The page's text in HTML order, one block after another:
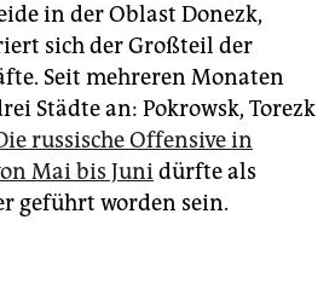
in der Oblast Donezk,
sich der Großteil der
Seit mehreren Monaten
Städte an: Pokrowsk, Torezk
russische Offensive in
Mai bis Junidürfte als
geführt worden sein.